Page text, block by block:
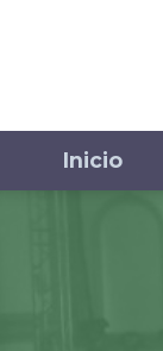
Inicio